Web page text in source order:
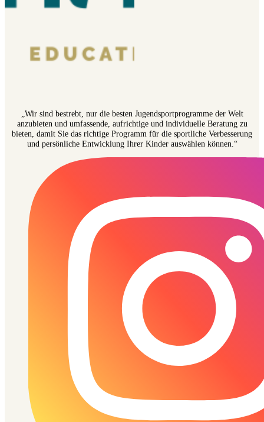
„Wir sind bestrebt, nur die besten Jugendsportprogramme der Welt
anzubieten und umfassende, aufrichtige und individuelle Beratung zu
bieten, damit Sie das richtige Programm für die sportliche Verbesserung
und persönliche Entwicklung Ihrer Kinder auswählen können.“